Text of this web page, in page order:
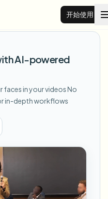
开始使用
AI-powered
in your videosNo
in-depth workflows